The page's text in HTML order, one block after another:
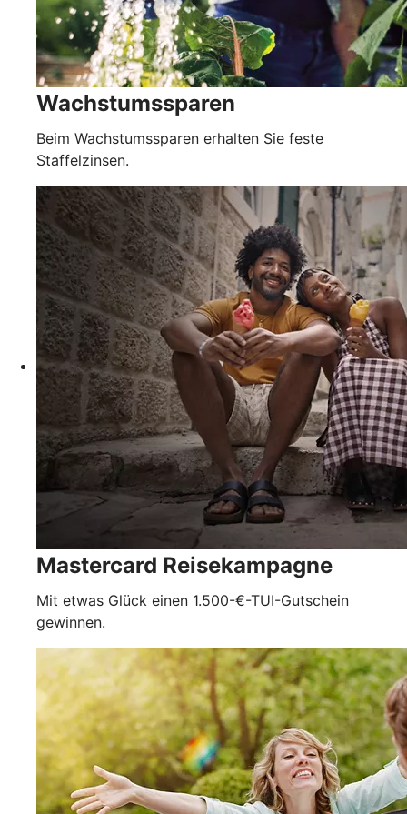
Wachstumssparen
Beim Wachstumssparen erhalten Sie feste
Staffelzinsen.
Mastercard Reisekampagne
Mit etwas Glück einen 1.500-€-TUI-Gutschein
gewinnen.